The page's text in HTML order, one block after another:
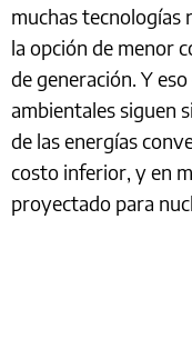
muchas tecnologías
la opción de menor
de generación. Y
ambientales siguen
de las energías
costo inferior, y en
proyectado para